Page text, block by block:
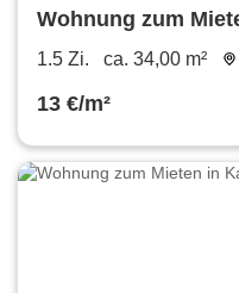
Wohnung zum
€ 34 m²
1.5 Zi. ca. 34,00 m²
13 €/m²